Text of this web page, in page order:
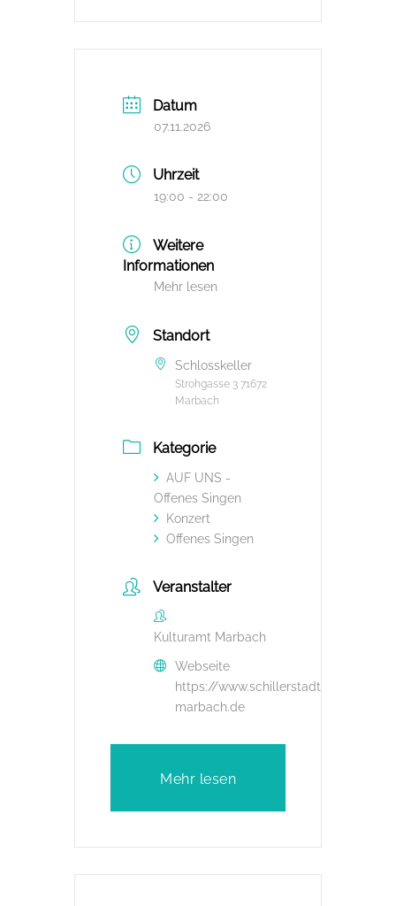
Datum
07.11.2026
Uhrzeit
19:00 - 22:00
Weitere
Informationen
Mehr lesen
Standort
Schlosskeller
Strohgasse 3 71672
Marbach
Kategorie
AUF UNS -
Offenes Singen
Konzert
Offenes Singen
Veranstalter
Kulturamt Marbach
Webseite
https://www.schillerstadt-
marbach.de
Mehr lesen